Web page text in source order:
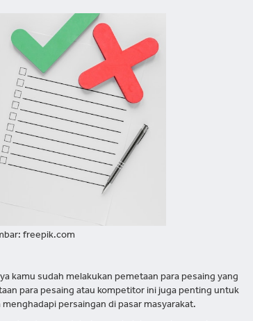
freepik.com
kamu sudah melakukan pemetaan para pesaing yang
para pesaing atau kompetitor ini juga penting untuk
persaingan di pasar masyarakat.